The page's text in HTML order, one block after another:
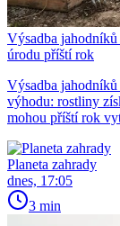
Výsadba
úrodu příští rok
Výsadba
výhodu: rostliny
mohou příští rok
Planeta zahrady
dnes, 17:05
3 min